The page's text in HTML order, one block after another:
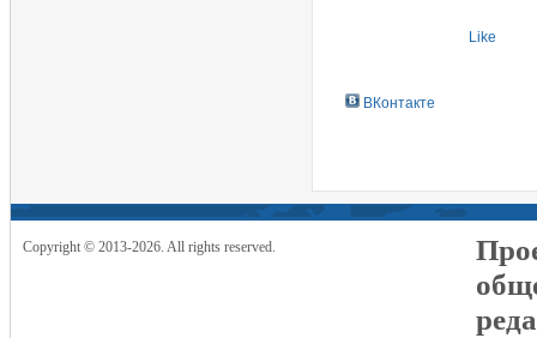
Like
ВКонтакте
Copyright © 2013-2026. All rights reserved.